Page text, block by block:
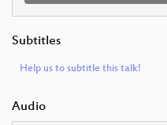
Subtitles
Help us to subtitle this talk!
Audio